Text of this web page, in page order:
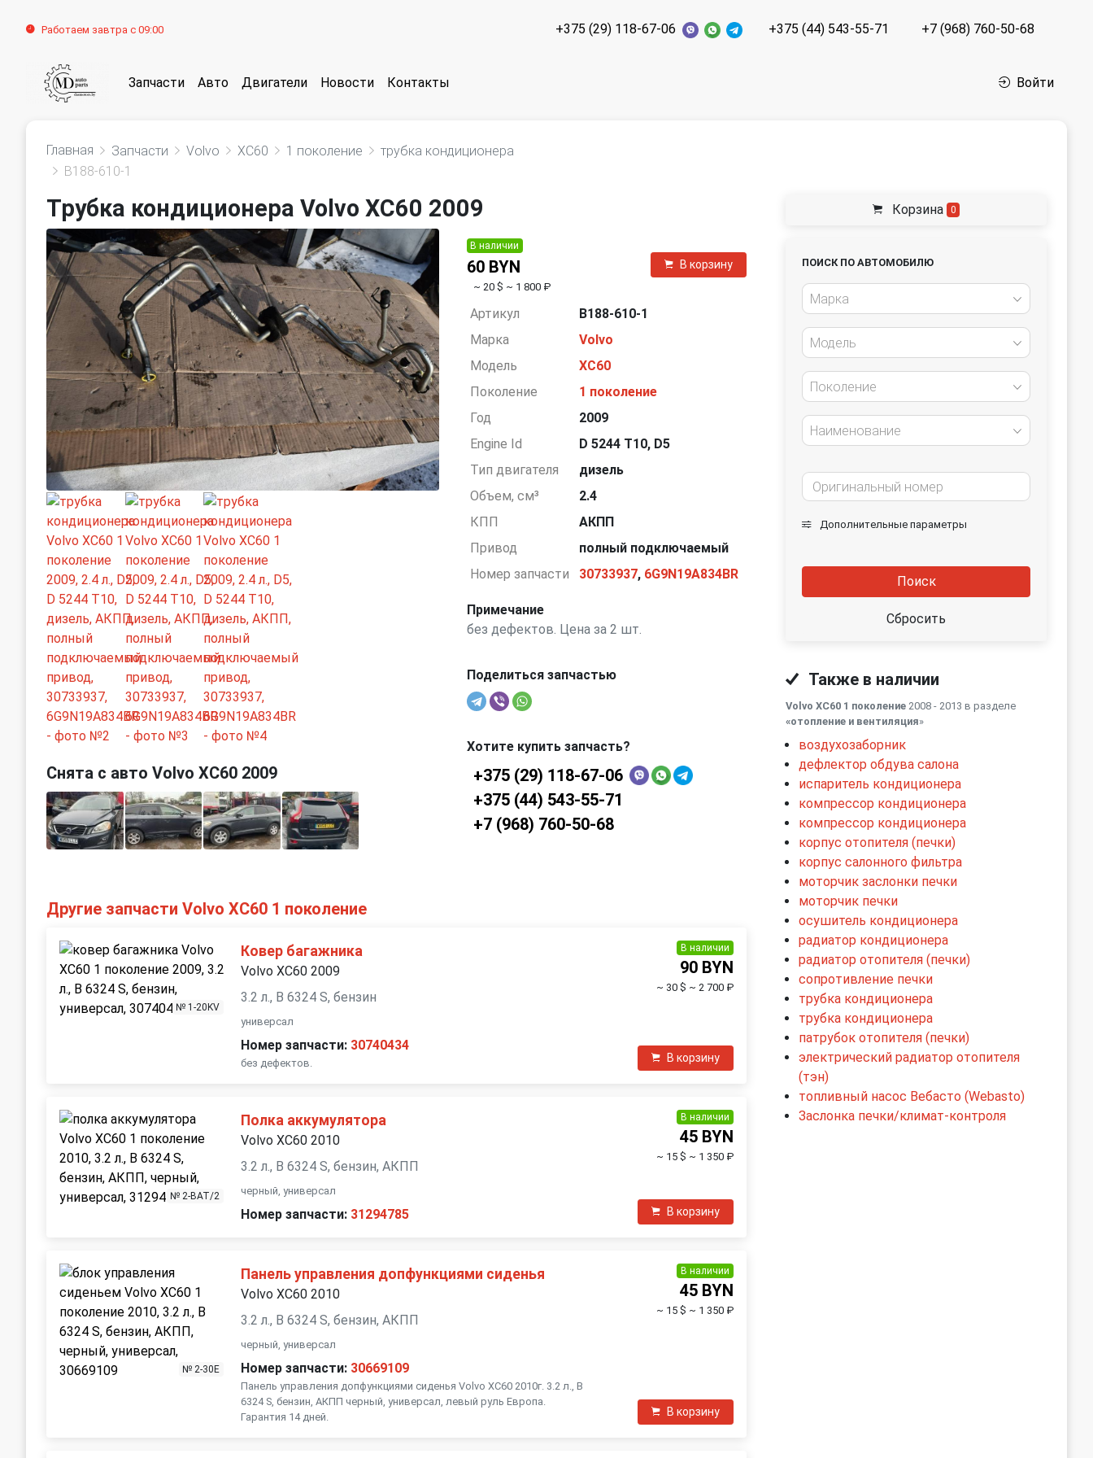
Работаем завтра с 09:00 +375 (29) 118-67-06 +375 (44) 543-55-71 +7 (968) 760-50-68
Запчасти Авто Двигатели Новости Контакты Войти
Главная Запчасти Volvo XC60 1 поколение
трубка кондиционера
B188-610-1
Трубка кондиционера Volvo XC60 2009
Снята с авто Volvo XC60 2009
В наличии
60 BYN
~ 20 $ ~ 1 800 ₽
В корзину
Артикул
B188-610-1
Марка
Volvo
Модель
XC60
Поколение
1 поколение
Год
2009
Engine Id
D 5244 T10, D5
Тип двигателя
дизель
Объем, см³
2.4
КПП
АКПП
Привод
полный подключаемый
Номер запчасти
30733937, 6G9N19A834BR
Примечание
без дефектов. Цена за 2 шт.
Поделиться запчастью
Хотите купить запчасть?
+375 (29) 118-67-06
+375 (44) 543-55-71
+7 (968) 760-50-68
Другие запчасти Volvo XC60 1 поколение
№ 1-20KV
Ковер багажника
Volvo XC60 2009
3.2 л., B 6324 S, бензин
универсал
Номер запчасти: 30740434
без дефектов.
В наличии
90 BYN
~ 30 $ ~ 2 700 ₽
В корзину
№ 2-BAT/2
Полка аккумулятора
Volvo XC60 2010
3.2 л., B 6324 S, бензин, АКПП
черный, универсал
Номер запчасти: 31294785
В наличии
45 BYN
~ 15 $ ~ 1 350 ₽
В корзину
№ 2-30E
Панель управления допфункциями сиденья
Volvo XC60 2010
3.2 л., B 6324 S, бензин, АКПП
черный, универсал
Номер запчасти: 30669109
Панель управления допфункциями сиденья Volvo XC60 2010г. 3.2 л., B
6324 S, бензин, АКПП черный, универсал, левый руль Европа.
Гарантия 14 дней.
В наличии
45 BYN
~ 15 $ ~ 1 350 ₽
В корзину
Корзина 0
ПОИСК ПО АВТОМОБИЛЮ
Марка
Модель
Поколение
Наименование
Дополнительные параметры
Поиск
Сбросить
Также в наличии
Volvo XC60 1 поколение 2008 - 2013 в разделе
«отопление и вентиляция»
воздухозаборник
дефлектор обдува салона
испаритель кондиционера
компрессор кондиционера
компрессор кондиционера
корпус отопителя (печки)
корпус салонного фильтра
моторчик заслонки печки
моторчик печки
осушитель кондиционера
радиатор кондиционера
радиатор отопителя (печки)
сопротивление печки
трубка кондиционера
трубка кондиционера
патрубок отопителя (печки)
электрический радиатор отопителя
(тэн)
топливный насос Вебасто (Webasto)
Заслонка печки/климат-контроля